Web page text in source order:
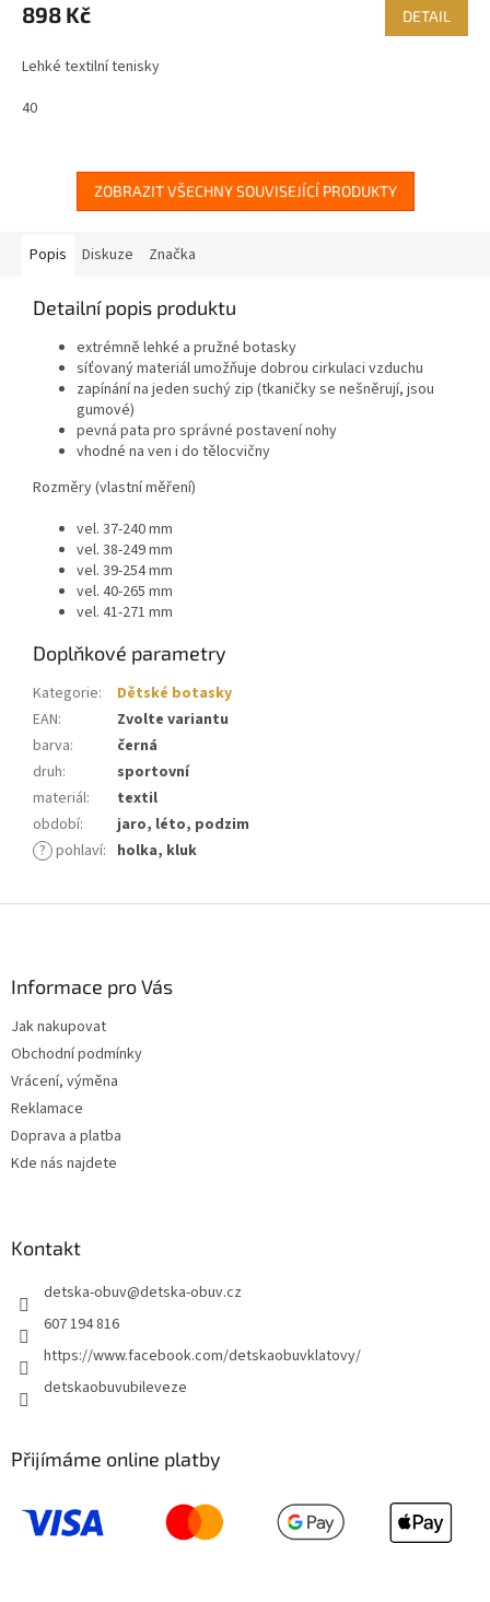
898 Kč DETAIL
Lehké textilní tenisky
40
ZOBRAZIT VŠECHNY SOUVISEJÍCÍ PRODUKTY
Popis Diskuze Značka
Detailní popis produktu
extrémně lehké a pružné botasky
síťovaný materiál umožňuje dobrou cirkulaci vzduchu
zapínání na jeden suchý zip (tkaničky se nešněrují, jsou
gumové)
pevná pata pro správné postavení nohy
vhodné na ven i do tělocvičny
Rozměry (vlastní měření)
vel. 37-240 mm
vel. 38-249 mm
vel. 39-254 mm
vel. 40-265 mm
vel. 41-271 mm
Doplňkové parametry
Kategorie:
Dětské botasky
EAN:
Zvolte variantu
barva:
černá
druh:
sportovní
materiál:
textil
období:
jaro, léto, podzim
? pohlaví: holka, kluk
Informace pro Vás
Jak nakupovat
Obchodní podmínky
Vrácení, výměna
Reklamace
Doprava a platba
Kde nás najdete
Kontakt
detska-obuv@detska-obuv.cz
607 194 816
https://www.facebook.com/detskaobuvklatovy/
detskaobuvubileveze
Přijímáme online platby